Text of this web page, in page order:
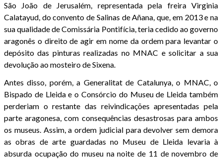
São João de Jerusalém, representada pela freira Virginia
Calatayud, do convento de Salinas de Añana, que, em 2013 e na
sua qualidade de Comissária Pontifícia, teria cedido ao governo
aragonês o direito de agir em nome da ordem para levantar o
depósito das pinturas realizadas no MNAC e solicitar a sua
devolução ao mosteiro de Sixena.
Antes disso, porém, a Generalitat de Catalunya, o MNAC, o
Bispado de Lleida e o Consórcio do Museu de Lleida também
perderiam o restante das reivindicações apresentadas pela
parte aragonesa, com consequências desastrosas para ambos
os museus. Assim, a ordem judicial para devolver sem demora
as obras de arte guardadas no Museu de Lleida levaria à
absurda ocupação do museu na noite de 11 de novembro de